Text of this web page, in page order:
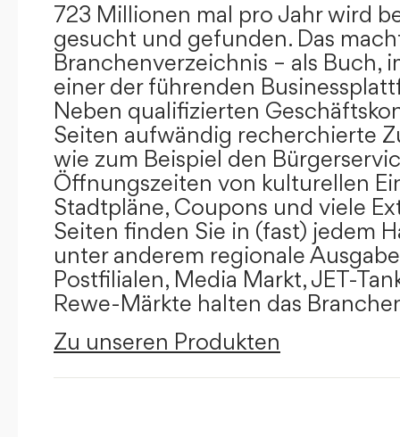
723 Millionen mal pro Jahr wird
gesucht und gefunden. Das
Branchenverzeichnis – als Buch,
einer der führenden
Neben qualifizierten
Seiten aufwändig recherchierte
wie zum Beispiel den
Öffnungszeiten von kulturellen
Stadtpläne, Coupons und viele
Seiten finden Sie in (fast) jedem
unter anderem regionale
Postfilialen, Media Markt, JET-
Rewe-Märkte halten das
Zu unseren Produkten